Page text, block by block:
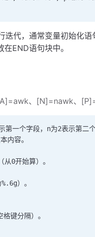
代，通常变量初始化
END语句块中。
、[N]=nawk、
第一个字段，n为2表示第二
内容。
0开始算）。
）。
键分隔）。